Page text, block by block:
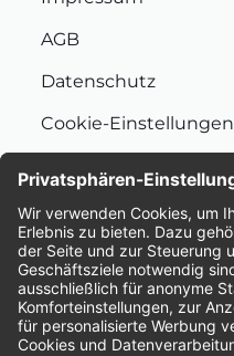
AGB
Datenschutz
Cookie-Einstellungen
Bewertungen